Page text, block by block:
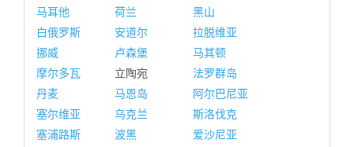
马耳他
荷兰
黑山
白俄罗斯
安道尔
拉脱维亚
挪威
卢森堡
马其顿
摩尔多瓦
立陶宛
法罗群岛
丹麦
马恩岛
阿尔巴尼亚
塞尔维亚
乌克兰
斯洛伐克
塞浦路斯
波黑
爱沙尼亚